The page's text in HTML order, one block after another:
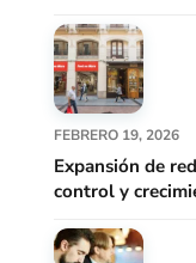
FEBRERO 19, 2026
Expansión de
control y